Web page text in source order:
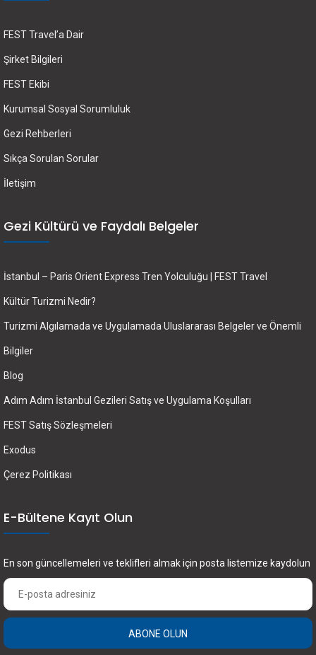
FEST Travel’a Dair
Şirket Bilgileri
FEST Ekibi
Kurumsal Sosyal Sorumluluk
Gezi Rehberleri
Sıkça Sorulan Sorular
İletişim
Gezi Kültürü ve Faydalı Belgeler
İstanbul – Paris Orient Express Tren Yolculuğu | FEST Travel
Kültür Turizmi Nedir?
Turizmi Algılamada ve Uygulamada Uluslararası Belgeler ve Önemli
Bilgiler
Blog
Adım Adım İstanbul Gezileri Satış ve Uygulama Koşulları
FEST Satış Sözleşmeleri
Exodus
Çerez Politikası
E-Bültene Kayıt Olun
En son güncellemeleri ve teklifleri almak için posta listemize kaydolun
ABONE OLUN